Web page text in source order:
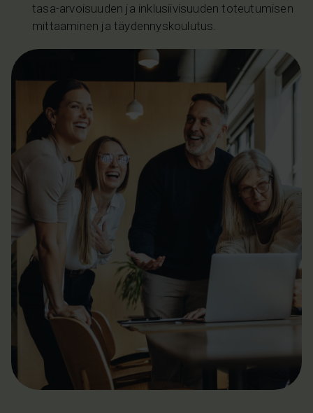
tasa-arvoisuuden ja inklusiivisuuden toteutumisen
mittaaminen ja täydennyskoulutus.